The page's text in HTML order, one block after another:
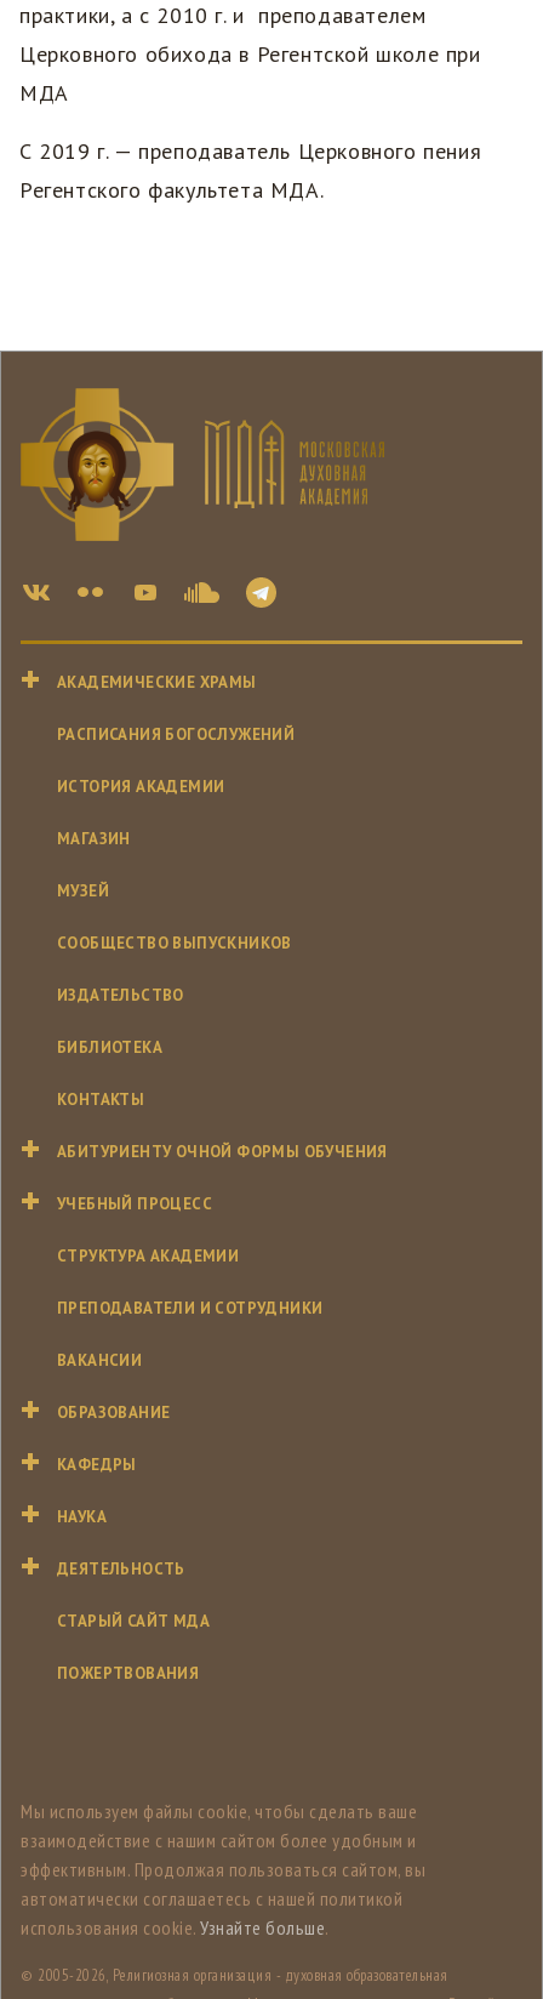
практики, а с 2010 г. и преподавателем
Церковного обихода в Регентской школе при
МДА
С 2019 г. — преподаватель Церковного пения
Регентского факультета МДА.
АКАДЕМИЧЕСКИЕ ХРАМЫ
РАСПИСАНИЯ БОГОСЛУЖЕНИЙ
ИСТОРИЯ АКАДЕМИИ
МАГАЗИН
МУЗЕЙ
СООБЩЕСТВО ВЫПУСКНИКОВ
ИЗДАТЕЛЬСТВО
БИБЛИОТЕКА
КОНТАКТЫ
АБИТУРИЕНТУ ОЧНОЙ ФОРМЫ ОБУЧЕНИЯ
УЧЕБНЫЙ ПРОЦЕСС
СТРУКТУРА АКАДЕМИИ
ПРЕПОДАВАТЕЛИ И СОТРУДНИКИ
ВАКАНСИИ
ОБРАЗОВАНИЕ
КАФЕДРЫ
НАУКА
ДЕЯТЕЛЬНОСТЬ
СТАРЫЙ САЙТ МДА
ПОЖЕРТВОВАНИЯ
Мы используем файлы cookie, чтобы сделать ваше
взаимодействие с нашим сайтом более удобным и
эффективным. Продолжая пользоваться сайтом, вы
автоматически соглашаетесь с нашей политикой
использования cookie. Узнайте больше.
© 2005-2026, Религиозная организация - духовная образовательная